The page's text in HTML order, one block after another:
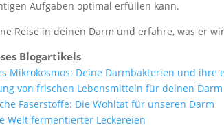
Aufgaben optimal erfüllen kann.
Reise in deinen Darm und erfahre, was er
Blogartikels
Mikrokosmos: Deine Darmbakterien und ihre
von frischen Lebensmitteln für deinen Darm
Faserstoffe: Die Wohltat für unseren Darm
Welt fermentierter Leckereien